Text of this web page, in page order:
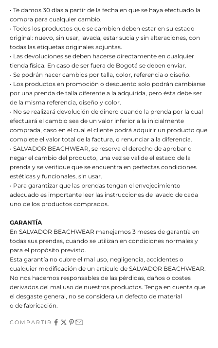
• Te damos 30 días a partir de la fecha en que se haya efectuado la
compra para cualquier cambio.
• Todos los productos que se cambien deben estar en su estado
original: nuevo, sin usar, lavada, estar sucia y sin alteraciones, con
todas las etiquetas originales adjuntas.
• Las devoluciones se deben hacerse directamente en cualquier
tienda física. En caso de ser fuera de Bogotá se deben enviar.
• Se podrán hacer cambios por talla, color, referencia o diseño.
• Los productos en promoción o descuento solo podrán cambiarse
por una prenda de talla diferente a la adquirida, pero ésta debe ser
de la misma referencia, diseño y color.
• No se realizará devolución de dinero cuando la prenda por la cual
efectuará el cambio sea de un valor inferior a la inicialmente
comprada, caso en el cual el cliente podrá adquirir un producto que
complete el valor total de la factura, o renunciar a la diferencia.
• SALVADOR BEACHWEAR, se reserva el derecho de aprobar o
negar el cambio del producto, una vez se valide el estado de la
prenda y se verifique que se encuentra en perfectas condiciones
estéticas y funcionales, sin usar.
• Para garantizar que las prendas tengan el envejecimiento
adecuado es importante leer las instrucciones de lavado de cada
uno de los productos comprados.
GARANTÍA
En SALVADOR BEACHWEAR manejamos 3 meses de garantía en
todas sus prendas, cuando se utilizan en condiciones normales y
para el propósito previsto.
Esta garantía no cubre el mal uso, negligencia, accidentes o
cualquier modificación de un artículo de SALVADOR BEACHWEAR.
No nos hacemos responsables de las pérdidas, daños o costes
derivados del mal uso de nuestros productos. Tenga en cuenta que
el desgaste general, no se considera un defecto de material
o de fabricación.
COMPARTIR